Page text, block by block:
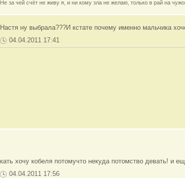
Не за чей счёт не живу я, и ни кому зла не желаю, только в рай на
Настя ну выбрала???И кстате почему именно мальчика
04.04.2011 17:41
кать хочу кобеля потомучто некуда потомство девать! и
04.04.2011 17:56